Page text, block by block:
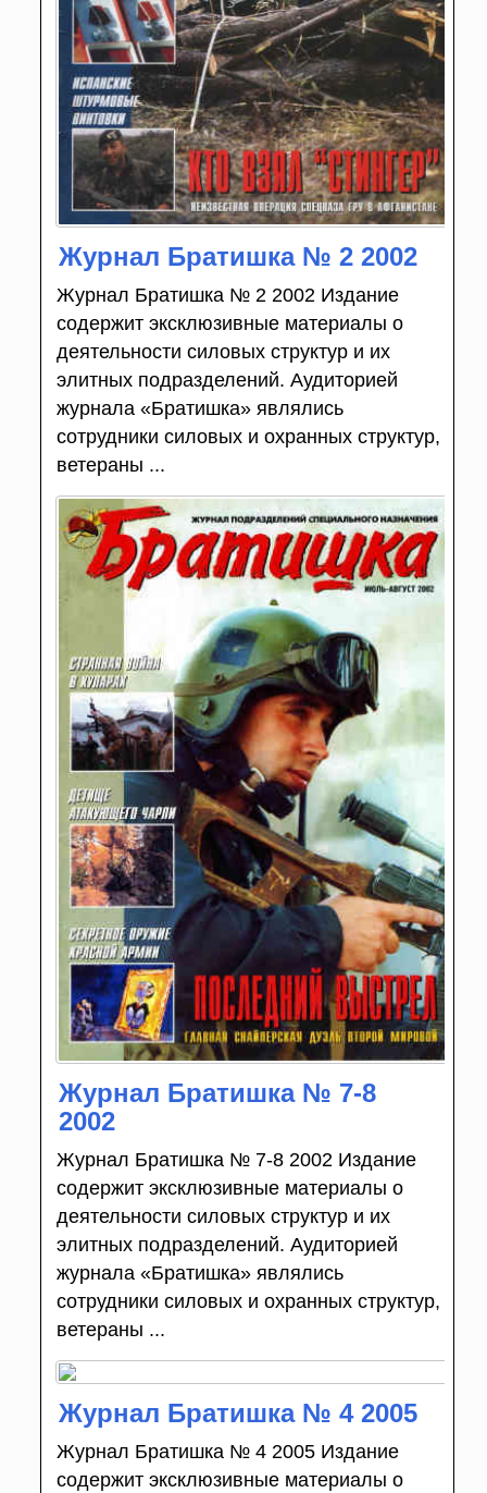
Журнал Братишка № 2 2002
Журнал Братишка № 2 2002 Издание
содержит эксклюзивные материалы о
деятельности силовых структур и их
элитных подразделений. Аудиторией
журнала «Братишка» являлись
сотрудники силовых и охранных структур,
ветераны ...
Журнал Братишка № 7-8
2002
Журнал Братишка № 7-8 2002 Издание
содержит эксклюзивные материалы о
деятельности силовых структур и их
элитных подразделений. Аудиторией
журнала «Братишка» являлись
сотрудники силовых и охранных структур,
ветераны ...
Журнал Братишка № 4 2005
Журнал Братишка № 4 2005 Издание
содержит эксклюзивные материалы о